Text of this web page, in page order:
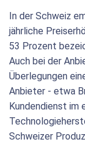
In der Schweiz
jährliche
53 Prozent
Auch bei der
Überlegungen
Anbieter - etwa
Kundendienst im
Schweizer